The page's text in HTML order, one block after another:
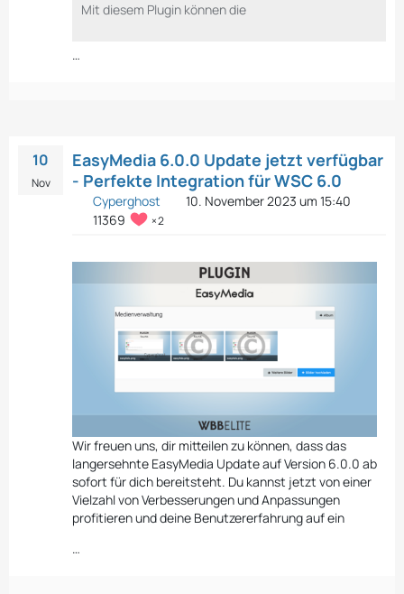
Mit diesem Plugin können die
…
10
Nov
EasyMedia 6.0.0 Update jetzt verfügbar
- Perfekte Integration für WSC 6.0
Cyperghost
10. November 2023 um 15:40
11369
2
Wir freuen uns, dir mitteilen zu können, dass das
langersehnte EasyMedia Update auf Version 6.0.0 ab
sofort für dich bereitsteht. Du kannst jetzt von einer
Vielzahl von Verbesserungen und Anpassungen
profitieren und deine Benutzererfahrung auf ein
…